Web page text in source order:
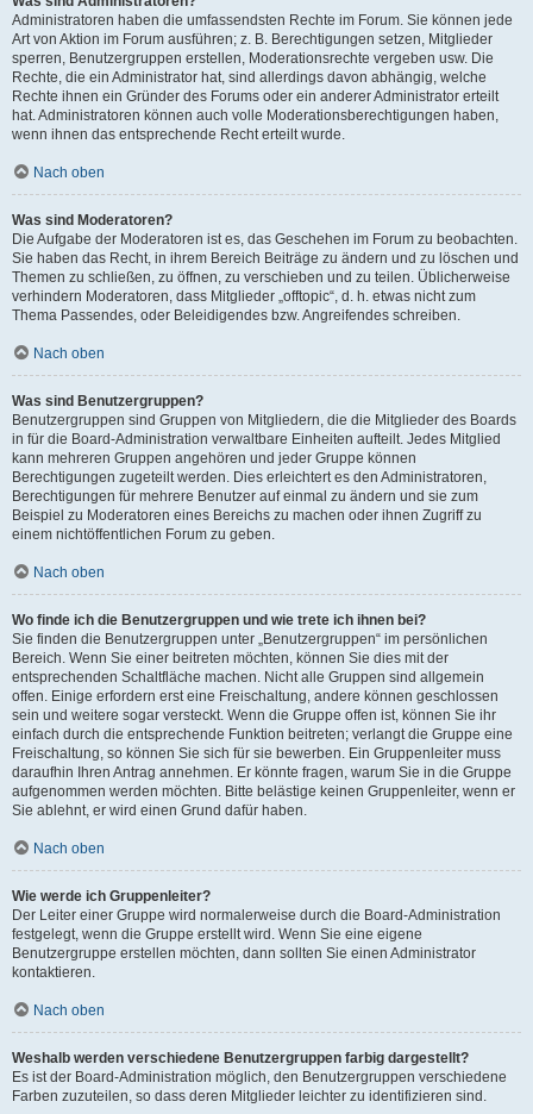
Administratoren haben die umfassendsten Rechte im Forum. Sie können jede
Art von Aktion im Forum ausführen; z. B. Berechtigungen setzen, Mitglieder
sperren, Benutzergruppen erstellen, Moderationsrechte vergeben usw. Die
Rechte, die ein Administrator hat, sind allerdings davon abhängig, welche
Rechte ihnen ein Gründer des Forums oder ein anderer Administrator erteilt
hat. Administratoren können auch volle Moderationsberechtigungen haben,
wenn ihnen das entsprechende Recht erteilt wurde.
Nach oben
Was sind Moderatoren?
Die Aufgabe der Moderatoren ist es, das Geschehen im Forum zu beobachten.
Sie haben das Recht, in ihrem Bereich Beiträge zu ändern und zu löschen und
Themen zu schließen, zu öffnen, zu verschieben und zu teilen. Üblicherweise
verhindern Moderatoren, dass Mitglieder „offtopic“, d. h. etwas nicht zum
Thema Passendes, oder Beleidigendes bzw. Angreifendes schreiben.
Nach oben
Was sind Benutzergruppen?
Benutzergruppen sind Gruppen von Mitgliedern, die die Mitglieder des Boards
in für die Board-Administration verwaltbare Einheiten aufteilt. Jedes Mitglied
kann mehreren Gruppen angehören und jeder Gruppe können
Berechtigungen zugeteilt werden. Dies erleichtert es den Administratoren,
Berechtigungen für mehrere Benutzer auf einmal zu ändern und sie zum
Beispiel zu Moderatoren eines Bereichs zu machen oder ihnen Zugriff zu
einem nichtöffentlichen Forum zu geben.
Nach oben
Wo finde ich die Benutzergruppen und wie trete ich ihnen bei?
Sie finden die Benutzergruppen unter „Benutzergruppen“ im persönlichen
Bereich. Wenn Sie einer beitreten möchten, können Sie dies mit der
entsprechenden Schaltfläche machen. Nicht alle Gruppen sind allgemein
offen. Einige erfordern erst eine Freischaltung, andere können geschlossen
sein und weitere sogar versteckt. Wenn die Gruppe offen ist, können Sie ihr
einfach durch die entsprechende Funktion beitreten; verlangt die Gruppe eine
Freischaltung, so können Sie sich für sie bewerben. Ein Gruppenleiter muss
daraufhin Ihren Antrag annehmen. Er könnte fragen, warum Sie in die Gruppe
aufgenommen werden möchten. Bitte belästige keinen Gruppenleiter, wenn er
Sie ablehnt, er wird einen Grund dafür haben.
Nach oben
Wie werde ich Gruppenleiter?
Der Leiter einer Gruppe wird normalerweise durch die Board-Administration
festgelegt, wenn die Gruppe erstellt wird. Wenn Sie eine eigene
Benutzergruppe erstellen möchten, dann sollten Sie einen Administrator
kontaktieren.
Nach oben
Weshalb werden verschiedene Benutzergruppen farbig dargestellt?
Es ist der Board-Administration möglich, den Benutzergruppen verschiedene
Farben zuzuteilen, so dass deren Mitglieder leichter zu identifizieren sind.